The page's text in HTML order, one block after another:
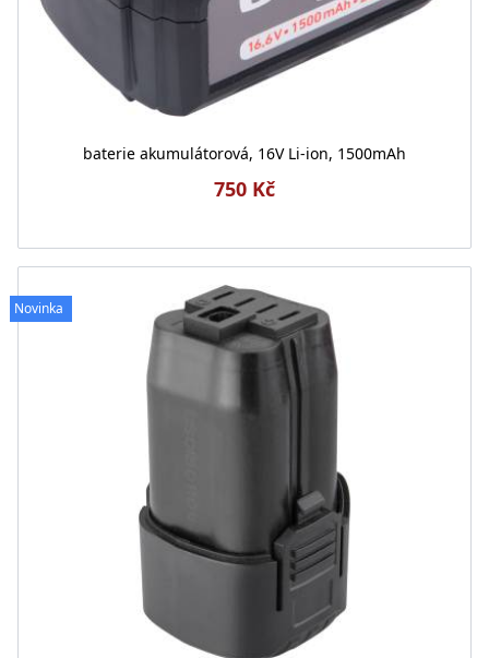
baterie akumulátorová, 16V Li-ion, 1500mAh
750 Kč
Novinka